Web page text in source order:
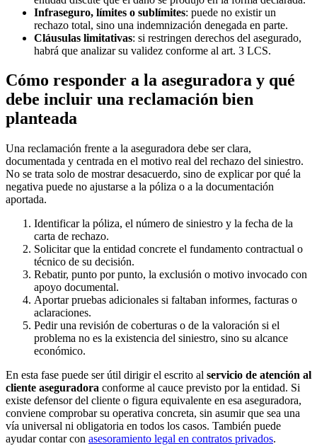
Infraseguro, límites o sublímites: puede no existir un
rechazo total, sino una indemnización denegada en parte.
Cláusulas limitativas: si restringen derechos del asegurado,
habrá que analizar su validez conforme al art. 3 LCS.
Cómo responder a la aseguradora y qué
debe incluir una reclamación bien
planteada
Una reclamación frente a la aseguradora debe ser clara,
documentada y centrada en el motivo real del rechazo del siniestro.
No se trata solo de mostrar desacuerdo, sino de explicar por qué la
negativa puede no ajustarse a la póliza o a la documentación
aportada.
Identificar la póliza, el número de siniestro y la fecha de la
carta de rechazo.
Solicitar que la entidad concrete el fundamento contractual o
técnico de su decisión.
Rebatir, punto por punto, la exclusión o motivo invocado con
apoyo documental.
Aportar pruebas adicionales si faltaban informes, facturas o
aclaraciones.
Pedir una revisión de coberturas o de la valoración si el
problema no es la existencia del siniestro, sino su alcance
económico.
En esta fase puede ser útil dirigir el escrito al servicio de atención al
cliente aseguradora conforme al cauce previsto por la entidad. Si
existe defensor del cliente o figura equivalente en esa aseguradora,
conviene comprobar su operativa concreta, sin asumir que sea una
vía universal ni obligatoria en todos los casos. También puede
ayudar contar con asesoramiento legal en contratos privados.